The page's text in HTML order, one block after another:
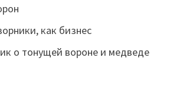
как бизнес
о тонущей вороне и медведе